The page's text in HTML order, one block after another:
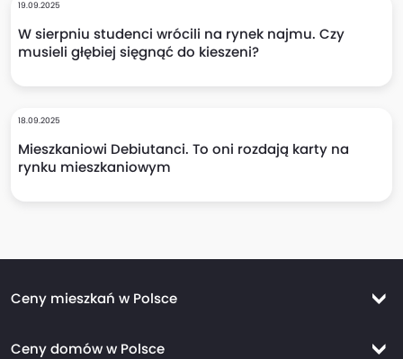
19.09.2025
W sierpniu studenci wrócili na rynek najmu. Czy
musieli głębiej sięgnąć do kieszeni?
18.09.2025
Mieszkaniowi Debiutanci. To oni rozdają karty na
rynku mieszkaniowym
Ceny mieszkań w Polsce
Ceny domów w Polsce